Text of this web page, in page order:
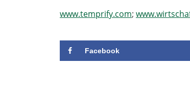
www.temprify.com;
Facebook